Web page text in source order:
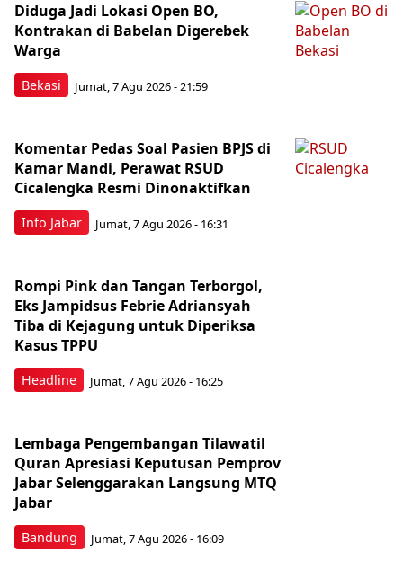
Bekasi
Diduga Jadi Lokasi Open BO,
Kontrakan di Babelan Digerebek
Warga
Jumat, 7 Agu 2026 - 21:59
Info Jabar
Komentar Pedas Soal Pasien BPJS di
Kamar Mandi, Perawat RSUD
Cicalengka Resmi Dinonaktifkan
Jumat, 7 Agu 2026 - 16:31
Headline
Rompi Pink dan Tangan Terborgol,
Eks Jampidsus Febrie Adriansyah
Tiba di Kejagung untuk Diperiksa
Kasus TPPU
Jumat, 7 Agu 2026 - 16:25
Bandung
Lembaga Pengembangan Tilawatil
Quran Apresiasi Keputusan Pemprov
Jabar Selenggarakan Langsung MTQ
Jabar
Jumat, 7 Agu 2026 - 16:09